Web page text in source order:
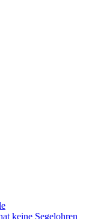
keine Segelohren